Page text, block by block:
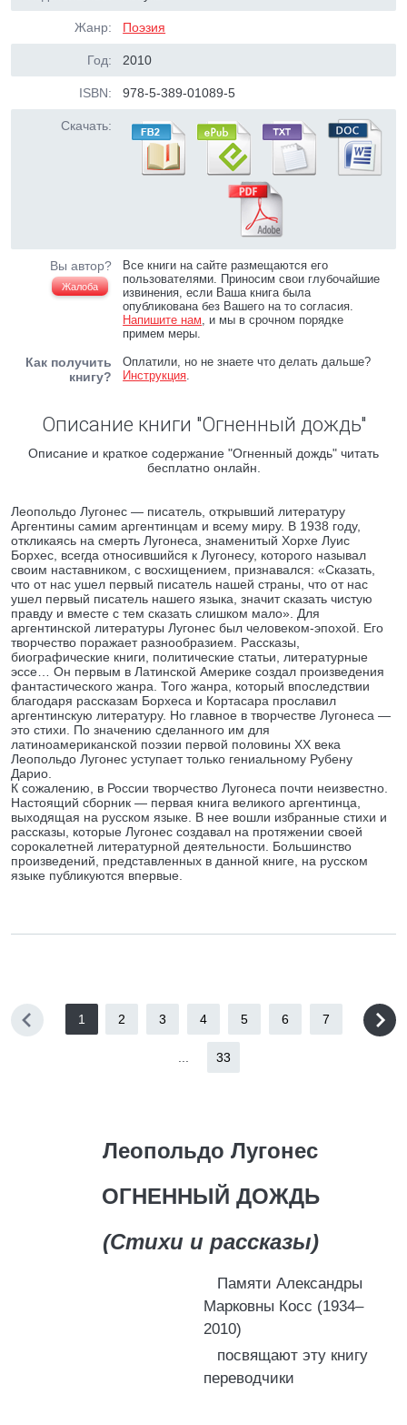
Жанр: Поэзия
Год: 2010
ISBN: 978-5-389-01089-5
Скачать:
Вы автор?
Жалоба
Все книги на сайте размещаются его
пользователями. Приносим свои глубочайшие
извинения, если Ваша книга была
опубликована без Вашего на то согласия.
Напишите нам, и мы в срочном порядке
примем меры.
Как получить
книгу?
Оплатили, но не знаете что делать дальше?
Инструкция.
Описание книги "Огненный дождь"
Описание и краткое содержание "Огненный дождь" читать
бесплатно онлайн.
Леопольдо Лугонес — писатель, открывший литературу
Аргентины самим аргентинцам и всему миру. В 1938 году,
откликаясь на смерть Лугонеса, знаменитый Хорхе Луис
Борхес, всегда относившийся к Лугонесу, которого называл
своим наставником, с восхищением, признавался: «Сказать,
что от нас ушел первый писатель нашей страны, что от нас
ушел первый писатель нашего языка, значит сказать чистую
правду и вместе с тем сказать слишком мало». Для
аргентинской литературы Лугонес был человеком-эпохой. Его
творчество поражает разнообразием. Рассказы,
биографические книги, политические статьи, литературные
эссе… Он первым в Латинской Америке создал произведения
фантастического жанра. Того жанра, который впоследствии
благодаря рассказам Борхеса и Кортасара прославил
аргентинскую литературу. Но главное в творчестве Лугонеса —
это стихи. По значению сделанного им для
латиноамериканской поэзии первой половины XX века
Леопольдо Лугонес уступает только гениальному Рубену
Дарио.
К сожалению, в России творчество Лугонеса почти неизвестно.
Настоящий сборник — первая книга великого аргентинца,
выходящая на русском языке. В нее вошли избранные стихи и
рассказы, которые Лугонес создавал на протяжении своей
сорокалетней литературной деятельности. Большинство
произведений, представленных в данной книге, на русском
языке публикуются впервые.
1 2 3 4 5 6 7
33
Леопольдо Лугонес
ОГНЕННЫЙ ДОЖДЬ
(Стихи и рассказы)
Памяти Александры
Марковны Косс (1934–
2010)
посвящают эту книгу
переводчики